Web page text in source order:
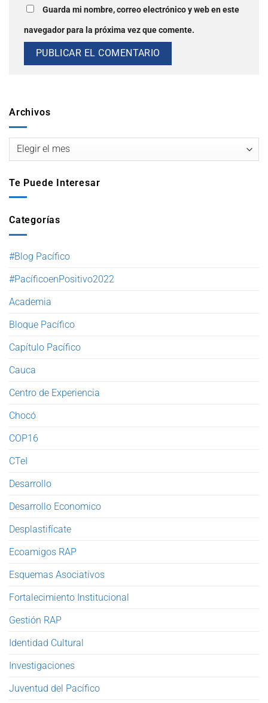
Archivos
Te Puede Interesar
Categorías
#Blog Pacífico
#PacíficoenPositivo2022
Academia
Bloque Pacífico
Capítulo Pacífico
Cauca
Centro de Experiencia
Chocó
COP16
CTeI
Desarrollo
Desarrollo Economico
Desplastifícate
Ecoamigos RAP
Esquemas Asociativos
Fortalecimiento Institucional
Gestión RAP
Identidad Cultural
Investigaciones
Juventud del Pacífico
Guarda mi nombre, correo electrónico y web en este
navegador para la próxima vez que comente.